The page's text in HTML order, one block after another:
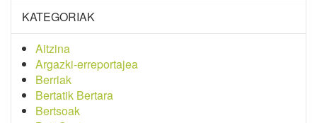
KATEGORIAK
Aitzina
Argazki-erreportajea
Berriak
Bertatik Bertara
Bertsoak